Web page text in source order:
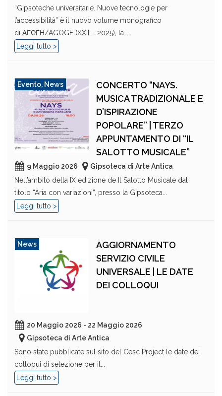
“Gipsoteche universitarie. Nuove tecnologie per
l’accessibilità” è il nuovo volume monografico
di ΑΓΩΓΗ/AGOGE (XXII – 2025), la...
Leggi tutto >
Evento, News
CONCERTO “NAYS.
MUSICA TRADIZIONALE E
D’ISPIRAZIONE
POPOLARE” | TERZO
APPUNTAMENTO DI “IL
SALOTTO MUSICALE”
9 Maggio 2026
Gipsoteca di Arte Antica
Nell’ambito della IX edizione de Il Salotto Musicale dal
titolo “Aria con variazioni”, presso la Gipsoteca...
Leggi tutto >
News
AGGIORNAMENTO
SERVIZIO CIVILE
UNIVERSALE | LE DATE
DEI COLLOQUI
20 Maggio 2026 - 22 Maggio 2026
Gipsoteca di Arte Antica
Sono state pubblicate sul sito del Cesc Project le date dei
colloqui di selezione per il...
Leggi tutto >